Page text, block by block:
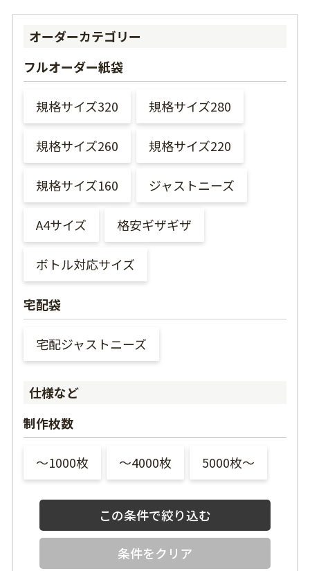
オーダーカテゴリー
フルオーダー紙袋
規格サイズ320 規格サイズ280
規格サイズ260 規格サイズ220
規格サイズ160 ジャストニーズ
A4サイズ 格安ギザギザ
ボトル対応サイズ
宅配袋
宅配ジャストニーズ
仕様など
制作枚数
〜1000枚 〜4000枚 5000枚〜
条件をクリア